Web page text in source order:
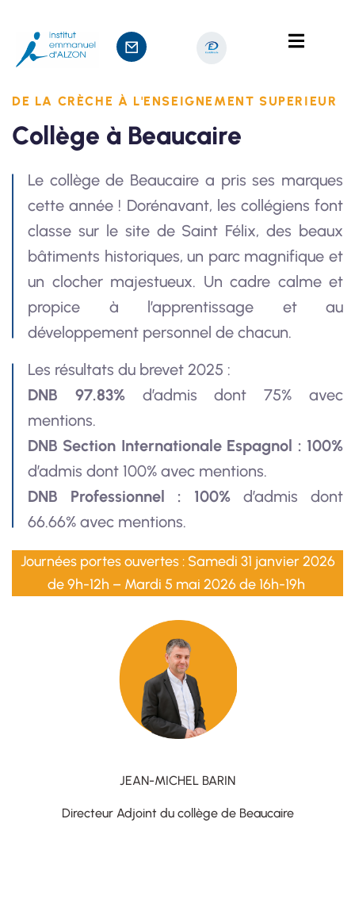
DE LA CRÈCHE À L'ENSEIGNEMENT SUPERIEUR
Collège à Beaucaire
Le collège de Beaucaire a pris ses marques
cette année ! Dorénavant, les collégiens font
classe sur le site de Saint Félix, des beaux
bâtiments historiques, un parc magnifique et
un clocher majestueux. Un cadre calme et
propice à l’apprentissage et au
développement personnel de chacun.
Les résultats du brevet 2025 :
DNB 97.83%d’admis dont 75% avec
mentions.
DNB Section Internationale Espagnol : 100%
d’admis dont 100% avec mentions.
DNB Professionnel : 100% d’admis dont
66.66% avec mentions.
Journées portes ouvertes : Samedi 31 janvier 2026
de 9h-12h – Mardi 5 mai 2026 de 16h-19h
JEAN-MICHEL BARIN
Directeur Adjoint du collège de Beaucaire